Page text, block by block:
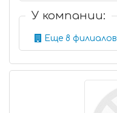
У компании:
Еще 8 филиалов